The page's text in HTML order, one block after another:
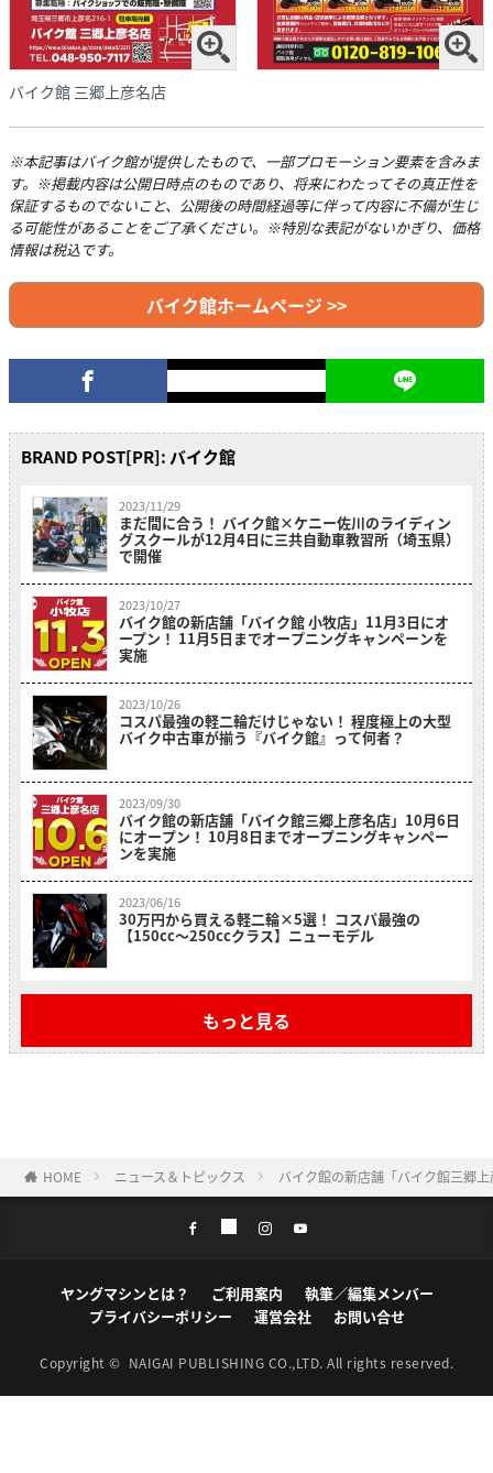
バイク館 三郷上彦名店
※本記事はバイク館が提供したもので、一部プロモーション要素を含みま
す。※掲載内容は公開日時点のものであり、将来にわたってその真正性を
保証するものでないこと、公開後の時間経過等に伴って内容に不備が生じ
る可能性があることをご了承ください。※特別な表記がないかぎり、価格
情報は税込です。
バイク館ホームページ >>
BRAND POST[PR]: バイク館
2023/11/29
まだ間に合う！ バイク館×ケニー佐川のライディン
グスクールが12月4日に三共自動車教習所（埼玉県）
で開催
2023/10/27
バイク館の新店舗「バイク館 小牧店」11月3日にオ
ープン！ 11月5日までオープニングキャンペーンを
実施
2023/10/26
コスパ最強の軽二輪だけじゃない！ 程度極上の大型
バイク中古車が揃う『バイク館』って何者？
2023/09/30
バイク館の新店舗「バイク館三郷上彦名店」10月6日
にオープン！ 10月8日までオープニングキャンペー
ンを実施
2023/06/16
30万円から買える軽二輪×5選！ コスパ最強の
【150cc〜250ccクラス】ニューモデル
もっと見る
HOME ニュース＆トピックス バイク館の新店舗「バイク館三郷
ヤングマシンとは？ ご利用案内
執筆／編集メンバー
プライバシーポリシー
運営会社 お問い合せ
Copyright © NAIGAI PUBLISHING CO.,LTD. All rights reserved.